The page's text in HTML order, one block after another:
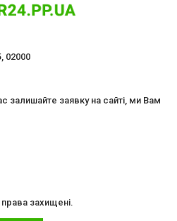
02000
залишайте заявку на сайті, ми Вам
захищені.